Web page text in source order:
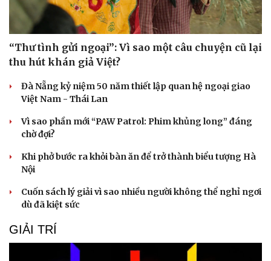
“Thư tình gửi ngoại”: Vì sao một câu chuyện cũ lại
thu hút khán giả Việt?
Đà Nẵng kỷ niệm 50 năm thiết lập quan hệ ngoại giao
Việt Nam - Thái Lan
Vì sao phần mới “PAW Patrol: Phim khủng long” đáng
chờ đợi?
Khi phở bước ra khỏi bàn ăn để trở thành biểu tượng Hà
Nội
Cuốn sách lý giải vì sao nhiều người không thể nghỉ ngơi
dù đã kiệt sức
GIẢI TRÍ